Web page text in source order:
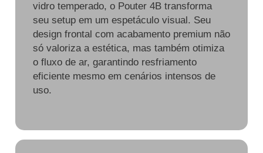
vidro temperado, o Pouter 4B transforma
seu setup em um espetáculo visual. Seu
design frontal com acabamento premium não
só valoriza a estética, mas também otimiza
o fluxo de ar, garantindo resfriamento
eficiente mesmo em cenários intensos de
uso.